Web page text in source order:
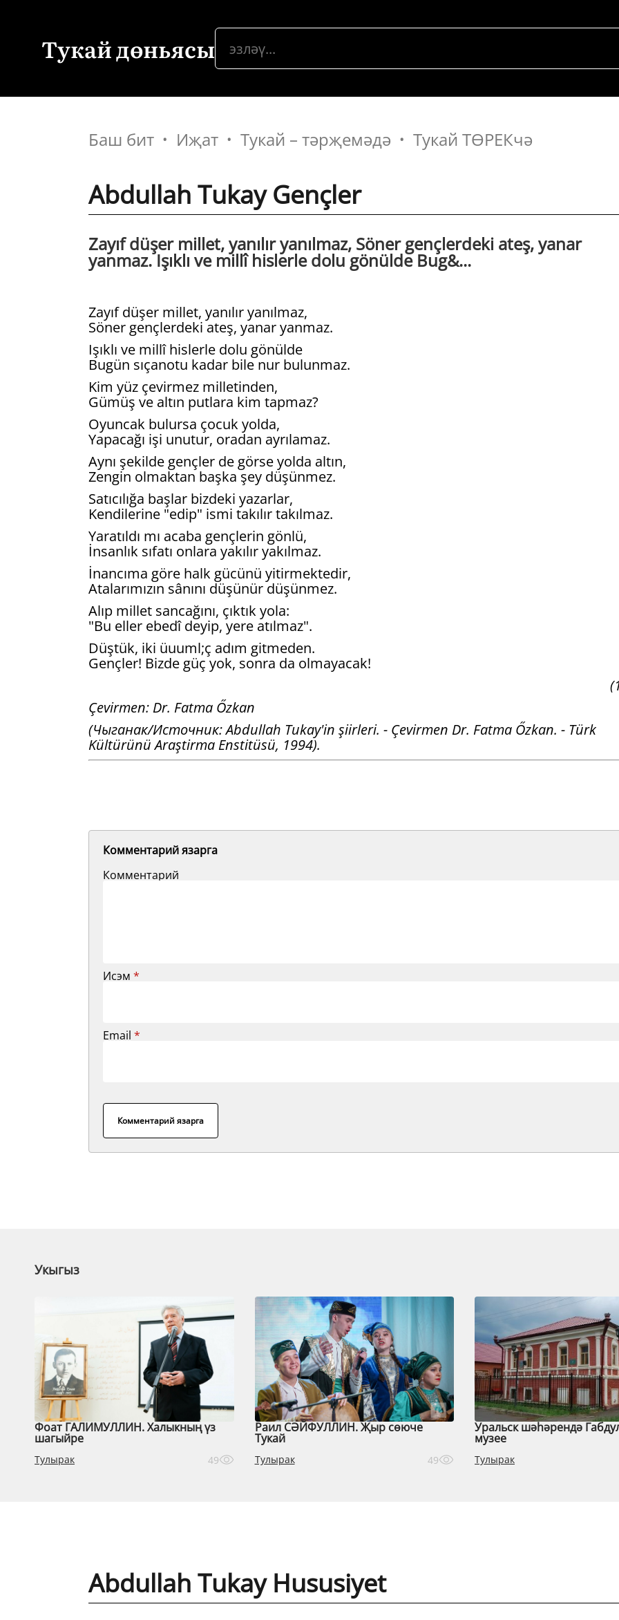
Тукай дөньясы
Баш бит Иҗат Тукай – тәрҗемәдә Тукай ТӨРЕКчә
Abdullah Tukay Gençler
Zayıf düşer millet, yanılır yanılmaz, Söner gençlerdeki ateş, yanar
yanmaz. Işıklı ve millî hislerle dolu gönülde Bug&...
Zayıf düşer millet, yanılır yanılmaz,
Söner gençlerdeki ateş, yanar yanmaz.
Işıklı ve millî hislerle dolu gönülde
Bugün sıçanotu kadar bile nur bulunmaz.
Kim yüz çevirmez milletinden,
Gümüş ve altın putlara kim tapmaz?
Oyuncak bulursa çocuk yolda,
Yapacağı işi unutur, oradan ayrılamaz.
Aynı şekilde gençler de görse yolda altın,
Zengin olmaktan başka şey düşünmez.
Satıcılığa başlar bizdeki yazarlar,
Kendilerine "edip" ismi takılır takılmaz.
Yaratıldı mı acaba gençlerin gönlü,
İnsanlık sıfatı onlara yakılır yakılmaz.
İnancıma göre halk gücünü yitirmektedir,
Atalarımızın sânını düşünür düşünmez.
Alıp millet sancağını, çıktık yola:
"Bu eller ebedî deyip, yere atılmaz".
Düştük, iki üuuml;ç adım gitmeden.
Gençler! Bizde güç yok, sonra da olmayacak!
Çevirmen: Dr. Fatma Őzkan
(Чыганак/Источник: Abdullah Tukay'in şiirleri. - Çevirmen Dr. Fatma Őzkan. - Türk
Kültürünü Araştirma Enstitüsü, 1994).
Комментарий язарга
Комментарий
Исэм *
Email *
Комментарий язарга
Укыгыз
Фоат ГАЛИМУЛЛИН. Халыкның үз
шагыйре
Тулырак 49
Раил СӘЙФУЛЛИН. Җыр сөюче
Тукай
Тулырак 49
Уральск шәһәрендә
музее
Тулырак
Abdullah Tukay Hususiyet